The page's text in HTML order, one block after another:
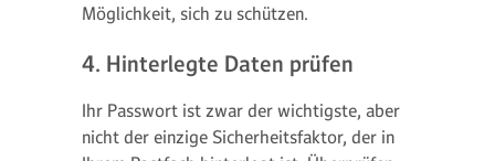
Möglichkeit, sich zu schützen.
4. Hinterlegte Daten prüfen
Ihr Passwort ist zwar der wichtigste, aber
nicht der einzige Sicherheitsfaktor, der in